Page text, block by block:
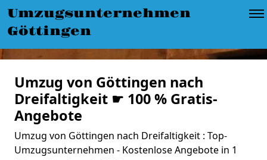
Umzugsunternehmen
Göttingen
Umzug von Göttingen nach
Dreifaltigkeit ☛ 100 % Gratis-
Angebote
Umzug von Göttingen nach Dreifaltigkeit : Top-
Umzugsunternehmen - Kostenlose Angebote in 1